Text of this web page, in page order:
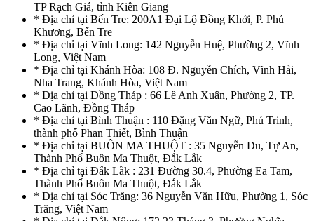
TP Rạch Giá, tỉnh Kiên Giang
* Địa chỉ tại Bến Tre: 200A1 Đại Lộ Đồng Khởi, P. Phú
Khương, Bến Tre
* Địa chỉ tại Vĩnh Long: 142 Nguyễn Huệ, Phường 2, Vĩnh
Long, Việt Nam
* Địa chỉ tại Khánh Hòa: 108 Đ. Nguyễn Chích, Vĩnh Hải,
Nha Trang, Khánh Hòa, Việt Nam
* Địa chỉ tại Đồng Tháp : 66 Lê Anh Xuân, Phường 2, TP.
Cao Lãnh, Đồng Tháp
* Địa chỉ tại Bình Thuận : 110 Đặng Văn Ngữ, Phú Trinh,
thành phố Phan Thiết, Bình Thuận
* Địa chỉ tại BUÔN MA THUỘT : 35 Nguyễn Du, Tự An,
Thành Phố Buôn Ma Thuột, Đắk Lắk
* Địa chỉ tại Đắk Lắk : 231 Đường 30.4, Phường Ea Tam,
Thành Phố Buôn Ma Thuột, Đắk Lắk
* Địa chỉ tại Sóc Trăng: 36 Nguyễn Văn Hữu, Phường 1, Sóc
Trăng, Việt Nam